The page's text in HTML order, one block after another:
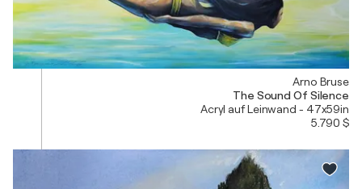
Arno Bruse
The Sound Of Silence
Acryl auf Leinwand - 47x59in
5.790 $